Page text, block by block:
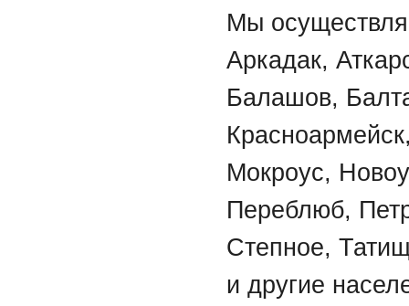
Мы
Аркадак,
Балашов,
Мокроус,
Переблюб,
Степное,
и другие